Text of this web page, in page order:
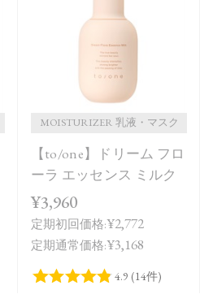
MOISTURIZER 乳液・マスク
【to/one】ドリーム フロ
ーラ エッセンス ミルク
¥3,960
定期初回価格:¥2,772
定期通常価格:¥3,168